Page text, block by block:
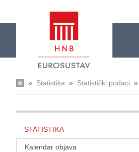
» Statistika » Statistički podaci »
STATISTIKA
Kalendar objava